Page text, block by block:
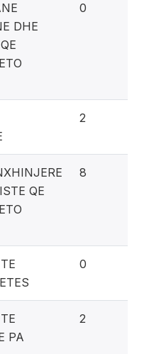
DHE
0
2
QE
8
0
PA
2